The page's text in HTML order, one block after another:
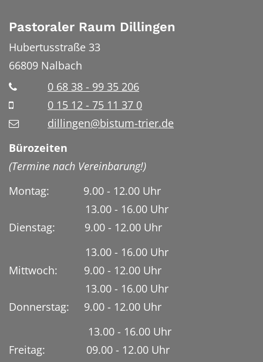
Pastoraler Raum Dillingen
Hubertusstraße 33
66809 Nalbach
0 68 38 - 99 35 206
0 15 12 - 75 11 37 0
dillingen@bistum-trier.de
Bürozeiten
(Termine nach Vereinbarung!)
Montag: 9.00 - 12.00 Uhr
13.00 - 16.00 Uhr
Dienstag:
9.00 - 12.00 Uhr
13.00 - 16.00 Uhr
Mittwoch: 9.00 - 12.00 Uhr
13.00 - 16.00 Uhr
Donnerstag: 9.00 - 12.00 Uhr
13.00 - 16.00 Uhr
Freitag: 09.00 - 12.00 Uhr